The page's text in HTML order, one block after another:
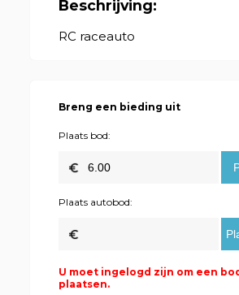
Beschrijving:
RC raceauto
Breng een bieding uit
Plaats bod:
Plaats autobod:
U moet ingelogd zijn om een
plaatsen.